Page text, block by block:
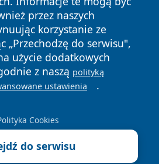
przez naszych
korzystanie ze
„Przechodzę do serwisu",
użycie dodatkowych
z naszą polityką
ustawienia .
Cookies
do serwisu
Polityka
Cookies